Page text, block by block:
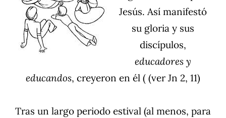
Jesús. Así manifestó
su gloria y sus
discípulos,
educadores y
educandos, creyeron en él ( (ver Jn 2, 11)
Tras un largo periodo estival (al menos, para